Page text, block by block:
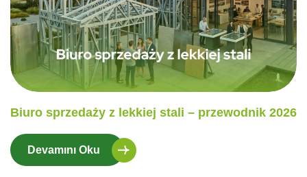
Biuro sprzedaży z lekkiej stali – przewodnik 2026
Devamını Oku